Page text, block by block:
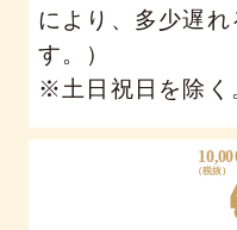
により、多少遅
す。）
※土日祝日を除く